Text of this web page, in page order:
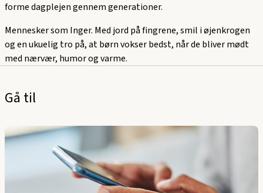
forme dagplejen gennem generationer.
Mennesker som Inger. Med jord på fingrene, smil i øjenkrogen
og en ukuelig tro på, at børn vokser bedst, når de bliver mødt
med nærvær, humor og varme.
Gå til